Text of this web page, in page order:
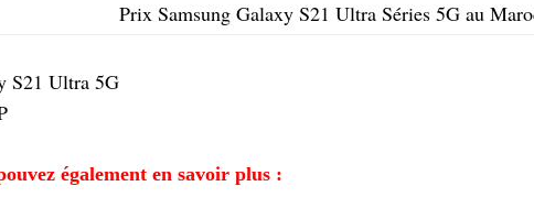
Prix Samsung Galaxy S21 Ultra Séries 5G au
S21 Ultra 5G
également en savoir plus :